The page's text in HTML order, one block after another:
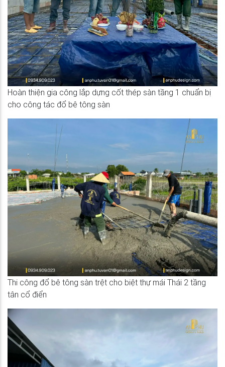
Hoàn thiện gia công lắp dựng cốt thép sàn tầng 1 chuẩn bị
cho công tác đổ bê tông sàn
Thi công đổ bê tông sàn trệt cho biệt thự mái Thái 2 tầng
tân cổ điển